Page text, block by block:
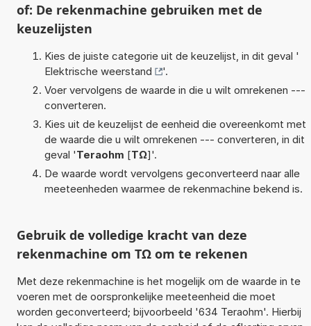
of: De rekenmachine gebruiken met de
keuzelijsten
Kies de juiste categorie uit de keuzelijst, in dit geval '
Elektrische weerstand
'.
Voer vervolgens de waarde in die u wilt omrekenen ---
converteren.
Kies uit de keuzelijst de eenheid die overeenkomt met
de waarde die u wilt omrekenen --- converteren, in dit
geval 'Teraohm [TΩ]'.
De waarde wordt vervolgens geconverteerd naar alle
meeteenheden waarmee de rekenmachine bekend is.
Gebruik de volledige kracht van deze
rekenmachine om TΩ om te rekenen
Met deze rekenmachine is het mogelijk om de waarde in te
voeren met de oorspronkelijke meeteenheid die moet
worden geconverteerd; bijvoorbeeld '634 Teraohm'. Hierbij